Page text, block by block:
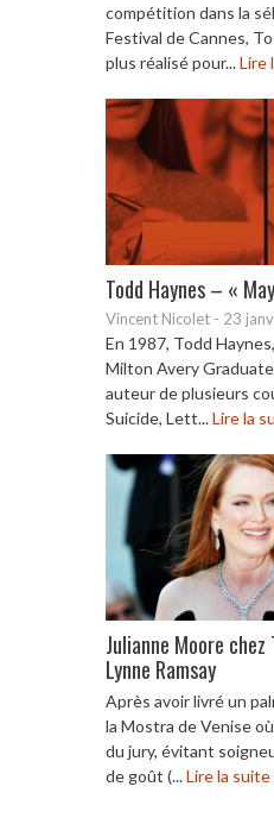
compétition dans la
Festival de Cannes,
plus réalisé pour...Lire
Todd Haynes – «
Vincent Nicolet - 23
En 1987, Todd
Milton Avery
auteur de plusieurs
Suicide, Lett...Lire la
Julianne Moore chez
Lynne Ramsay
Après avoir livré un
la Mostra de Venise
du jury, évitant
de goût (...Lire la suite